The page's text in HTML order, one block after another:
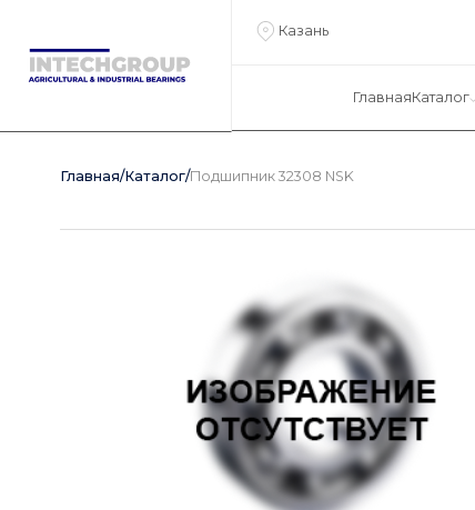
Казань
ГлавнаяКаталог
Главная/Каталог/Подшипник 32308 NSK